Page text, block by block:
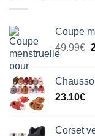
Coupe
49.99€
23.10€
Corset